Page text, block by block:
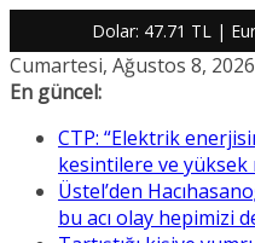
Dolar: 47.71 TL|
Skip
to
Cumartesi, Ağustos 8, 2026
En güncel:
CTP: “Elektrik
kesintilere ve
Üstel’den
bu acı olay hepimizi